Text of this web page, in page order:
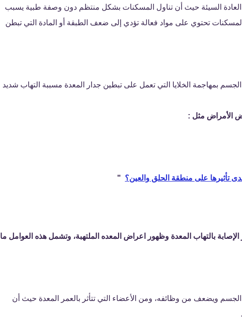
السيئة حيث أن تناول المسكنات بشكل منتظم دون وصفة طبية يسبب
المسكنات تحتوي على مواد فعالة تؤدي إلى ضعف الطبقة أو المادة التي تبطن
بمهاجمة الخلايا التي تعمل على تبطين جدار المعدة مسببة التهاب شديد
الأمراض مثل :
تأثيرها على منطقة الحلق والعين؟ "
بالتهاب المعدة وظهور اعراض المعده الملتهبة، وتشمل هذه العوامل ما
الجسم ويضعف من وظائفه، ومن الأعضاء التي تتأثر بالعمر المعدة حيث أن